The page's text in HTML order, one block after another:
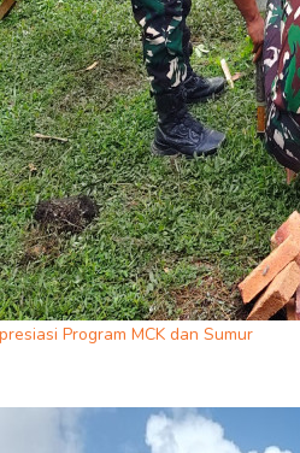
Program MCK dan Sumur